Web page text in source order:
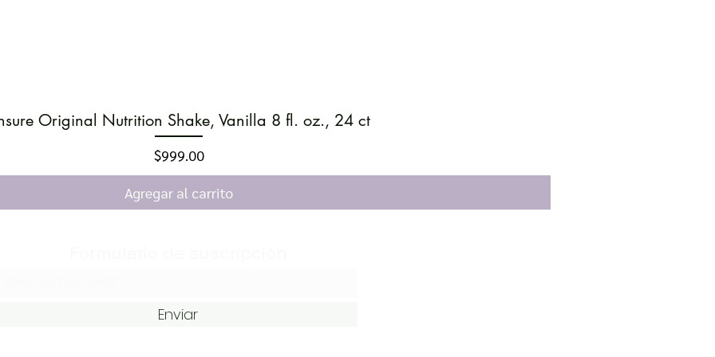
Vista rápida
Original Nutrition Shake, Vanilla 8 fl. oz., 24 ct
Precio
$999.00
Agregar al carrito
Enviar